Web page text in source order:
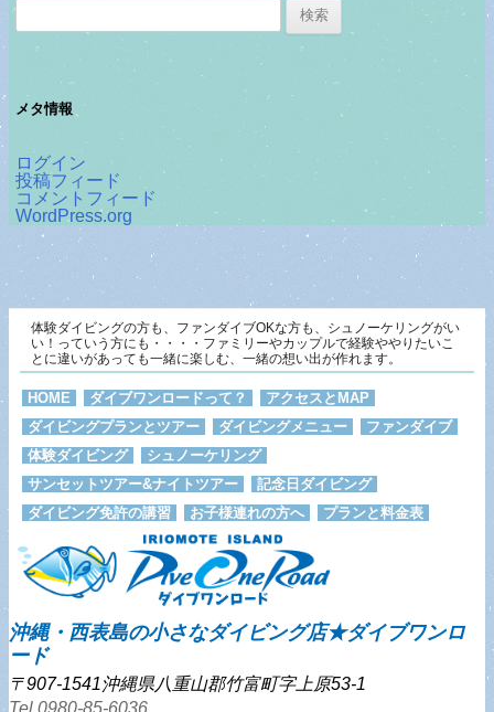
検
メタ情報
ログイン
投稿フィード
コメントフィード
WordPress.org
体験ダイビングの方も、ファンダイブOKな方も、シュノーケリングがい
い！っていう方にも・・・・ファミリーやカップルで経験ややりたいこ
とに違いがあっても一緒に楽しむ、一緒の想い出が作れます。
HOME ダイブワンロードって？
アクセスとMAP
ダイビングプランとツアー
ダイビングメニュー
ファンダイブ
体験ダイビング
シュノーケリング
サンセットツアー&ナイトツアー
記念日ダイビング
ダイビング免許の講習
お子様連れの方へ プランと料金表
沖縄・西表島の小さなダイビング店★ダイブワンロ
ード
〒907-1541沖縄県八重山郡竹富町字上原53-1